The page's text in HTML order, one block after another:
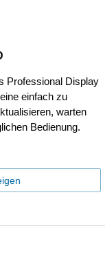
Professional Display
einfach zu
warten
Bedienung.